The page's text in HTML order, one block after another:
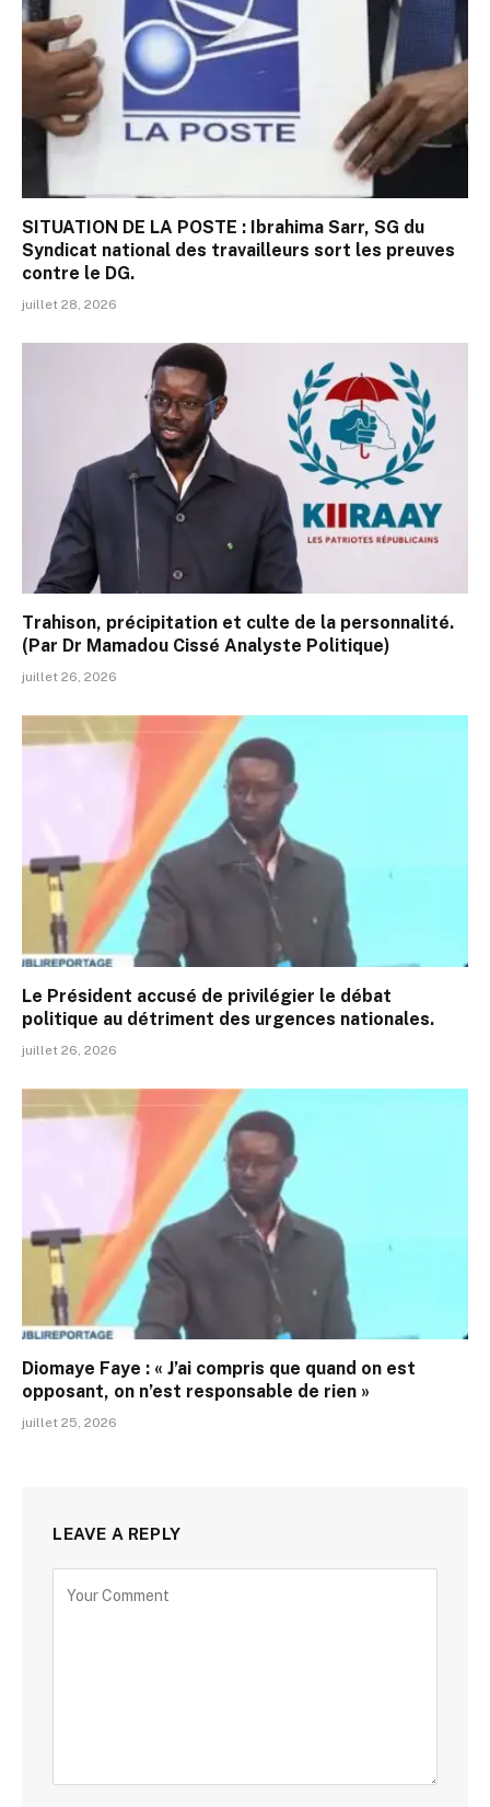
SITUATION DE LA POSTE : Ibrahima Sarr, SG du
Syndicat national des travailleurs sort les preuves
contre le DG.
juillet 28, 2026
Trahison, précipitation et culte de la personnalité.
(Par Dr Mamadou Cissé Analyste Politique)
juillet 26, 2026
Le Président accusé de privilégier le débat
politique au détriment des urgences nationales.
juillet 26, 2026
Diomaye Faye : « J’ai compris que quand on est
opposant, on n’est responsable de rien »
juillet 25, 2026
LEAVE A REPLY